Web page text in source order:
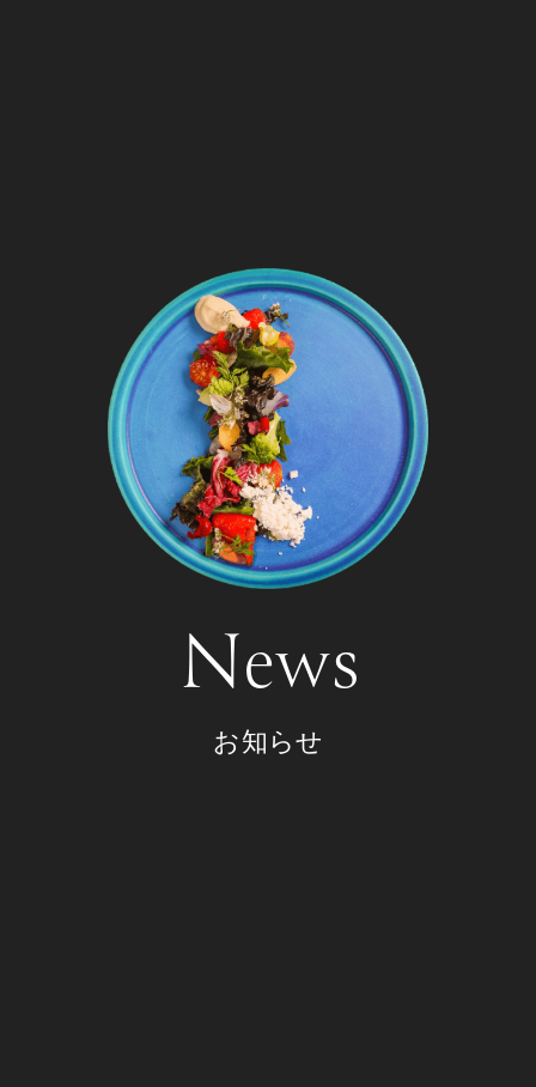
News
お知らせ